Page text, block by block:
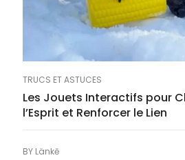
TRUCS ET ASTUCES
Les Jouets Interactifs pour
l’Esprit et Renforcer le Lien
BY Länkē